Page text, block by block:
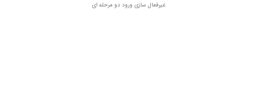
غیرفعال سازی ورود دو مرحله ای